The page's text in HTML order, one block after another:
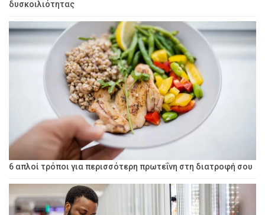
δυσκοιλιότητας
6 απλοί τρόποι για περισσότερη πρωτεΐνη στη διατροφή σου